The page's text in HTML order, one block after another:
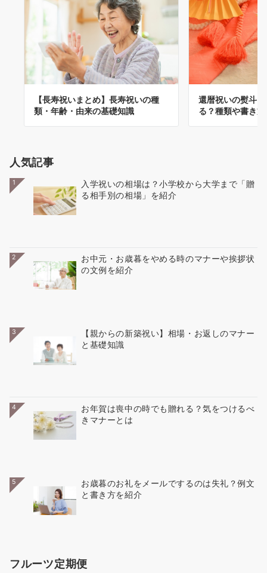
【長寿祝いまとめ】長寿祝いの種
類・年齢・由来の基礎知識
還暦祝いの熨斗
る？種類や書き
人気記事
1
入学祝いの相場は？小学校から大学まで「贈
る相手別の相場」を紹介
2
お中元・お歳暮をやめる時のマナーや挨拶状
の文例を紹介
3
【親からの新築祝い】相場・お返しのマナー
と基礎知識
4
お年賀は喪中の時でも贈れる？気をつけるべ
きマナーとは
5
お歳暮のお礼をメールでするのは失礼？例文
と書き方を紹介
フルーツ定期便